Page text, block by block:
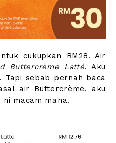
cukupkan RM28. Air
Buttercrème Latté. Aku
sebab pernah baca
air Buttercrème, aku
macam mana.